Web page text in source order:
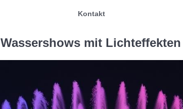
Kontakt
Wassershows mit Lichteffekten